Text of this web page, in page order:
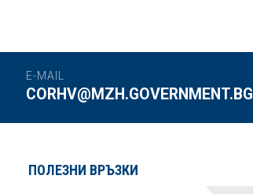
E-MAIL
CORHV@MZH.GOVERNMENT.BG
ПОЛЕЗНИ ВРЪЗКИ